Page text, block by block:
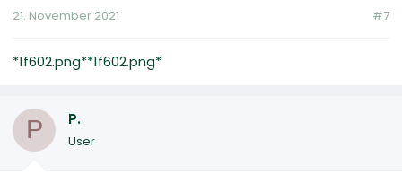
21. November 2021 #7
*1f602.png**1f602.png*
P P.
User